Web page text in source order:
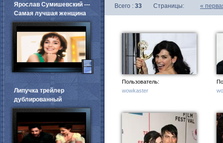
Всего : 33 Страницы: «
Пользователь:
wowkaster
Ярослав Сумишевский ---
Самая лучшая женщина
Липучка трейлер
дублированный